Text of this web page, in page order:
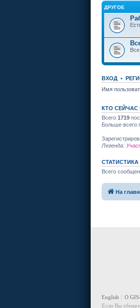
ДРУГОЕ
ВХОД •
Имя
КТО СЕЙЧАС
Всего 1719
Больше всего
Легенда:
СТАТИСТИКА
Всего
На
English О
Если Вы